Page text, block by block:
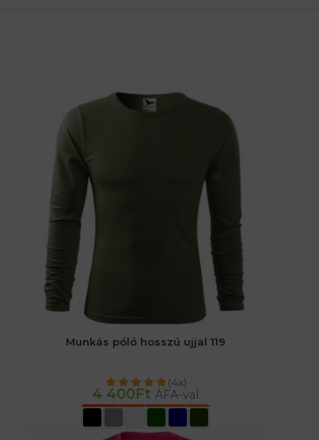
Munkás póló hosszú ujjal 119
(4x)
4 400Ft ÁFA-val
OPCIÓK VÁLASZTÁSA